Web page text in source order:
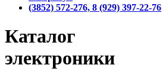
(3852) 572-276, 8 (929) 397-22-76
Каталог
электроники